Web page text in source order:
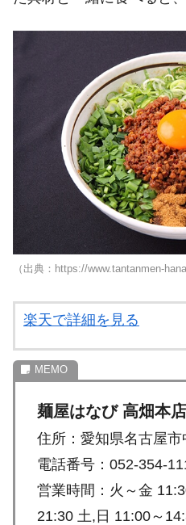
（出典：https://www.tantanmen-
楽天で詳細を見る
麺屋はなび 高畑本店
住所：愛知県名古屋
電話番号：052-354-
営業時間：火～金
21:30 土,日 11:00～